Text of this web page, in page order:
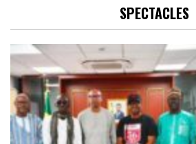
SPECTACLES